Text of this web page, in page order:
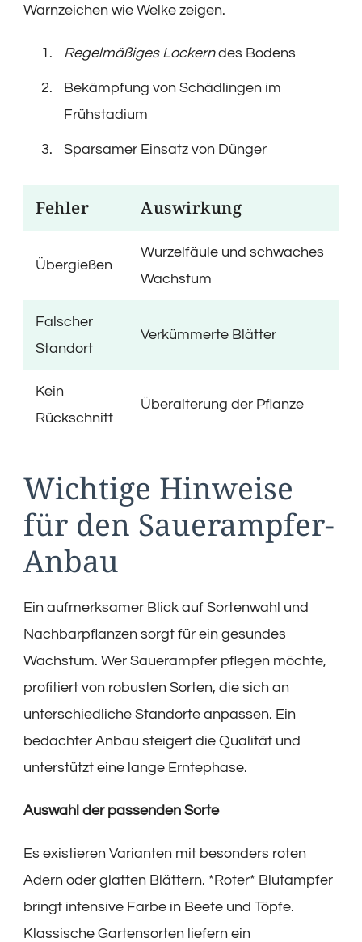
Warnzeichen wie Welke zeigen.
Regelmäßiges Lockerndes Bodens
Bekämpfung von Schädlingen im
Frühstadium
Sparsamer Einsatz von Dünger
Fehler Auswirkung
Übergießen
Wurzelfäule und schwaches
Wachstum
Falscher
Standort
Verkümmerte Blätter
Kein
Rückschnitt
Überalterung der Pflanze
Wichtige Hinweise
für den Sauerampfer-
Anbau
Ein aufmerksamer Blick auf Sortenwahl und
Nachbarpflanzen sorgt für ein gesundes
Wachstum. Wer Sauerampfer pflegen möchte,
profitiert von robusten Sorten, die sich an
unterschiedliche Standorte anpassen. Ein
bedachter Anbau steigert die Qualität und
unterstützt eine lange Erntephase.
Auswahl der passenden Sorte
Es existieren Varianten mit besonders roten
Adern oder glatten Blättern. *Roter* Blutampfer
bringt intensive Farbe in Beete und Töpfe.
Klassische Gartensorten liefern ein